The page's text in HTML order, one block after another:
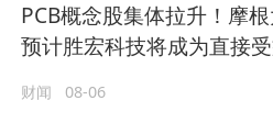
PCB概念股集体拉升！摩
预计胜宏科技将成为直接
财闻 08-06